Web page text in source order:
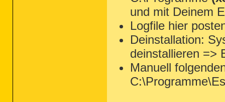
und mit Deinem
Logfile hier
Deinstallation:
deinstallieren =>
Manuell